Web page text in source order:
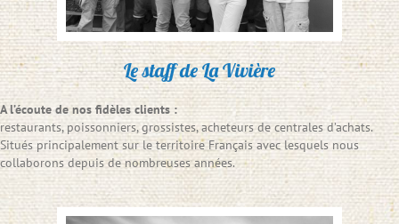
Le staff de La Vivière
A l’écoute de nos fidèles clients :
restaurants, poissonniers, grossistes, acheteurs de centrales d’achats.
Situés principalement sur le territoire Français avec lesquels nous
collaborons depuis de nombreuses années.